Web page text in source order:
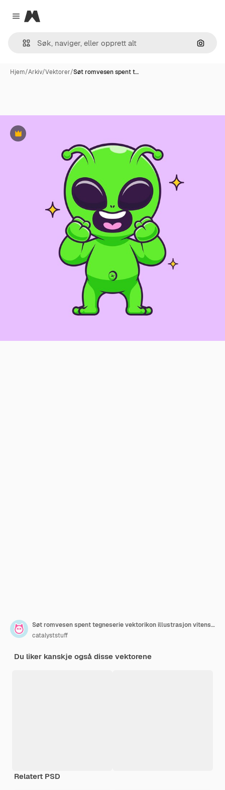
Close menu
Magnific
Søk
Hjem/Arkiv/Vektorer/Søt romvesen spent t…
Premium
Søt romvesen spent tegneserie vektorikon illustrasjon vitenskap teknologi ikon konsept isolert flat
catalyststuff
Du liker kanskje også disse vektorene
Relatert PSD